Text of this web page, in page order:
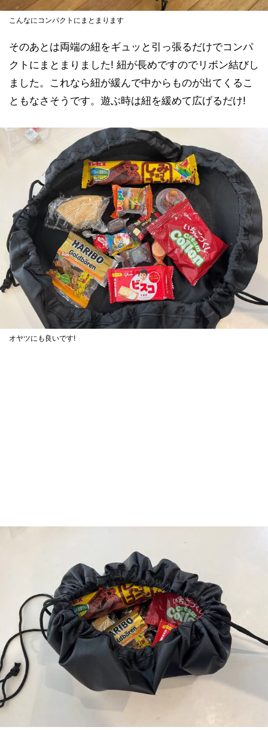
こんなにコンパクトにまとまります
そのあとは両端の紐をギュッと引っ張るだけでコンパ
クトにまとまりました! 紐が長めですのでリボン結びし
ました。これなら紐が緩んで中からものが出てくるこ
ともなさそうです。遊ぶ時は紐を緩めて広げるだけ!
オヤツにも良いです!